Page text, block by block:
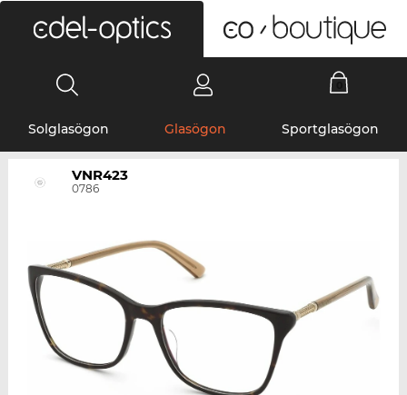
Solglasögon Glasögon Sportglasögon
VNR423
0786